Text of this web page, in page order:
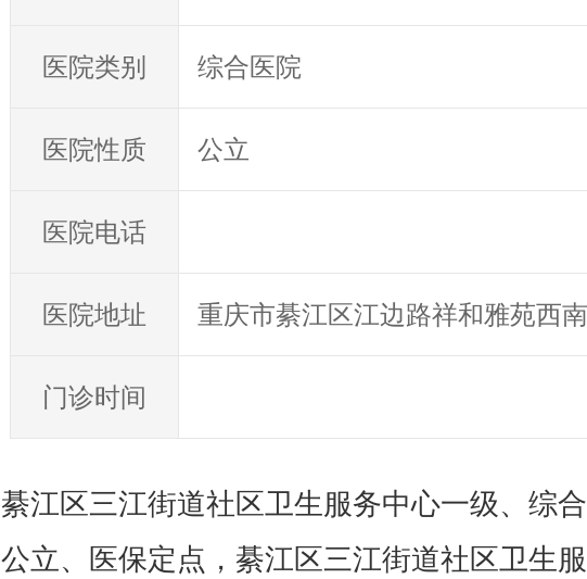
医院类别 综合医院
医院性质 公立
医院电话
医院地址 重庆市綦江区江边路祥和雅苑西
门诊时间
綦江区三江街道社区卫生服务中心一级、综合
公立、医保定点，綦江区三江街道社区卫生